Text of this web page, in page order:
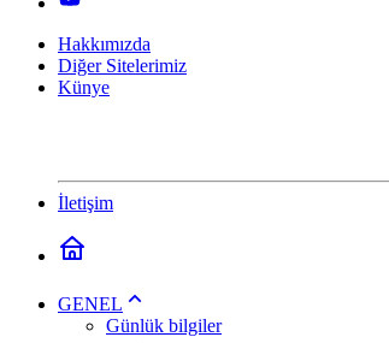
Hakkımızda
Diğer Sitelerimiz
Künye
İletişim
GENEL
Günlük bilgiler